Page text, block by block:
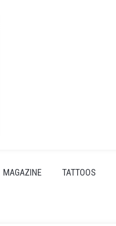
MAGAZINE TATTOOS